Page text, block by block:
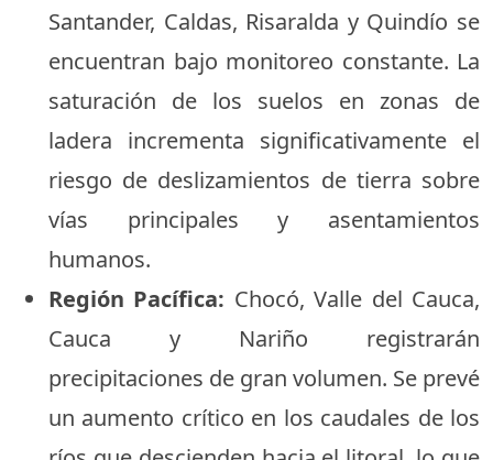
Santander, Caldas, Risaralda y Quindío se
encuentran bajo monitoreo constante. La
saturación de los suelos en zonas de
ladera incrementa significativamente el
riesgo de deslizamientos de tierra sobre
vías principales y asentamientos
humanos.
Región Pacífica: Chocó, Valle del Cauca,
Cauca y Nariño registrarán
precipitaciones de gran volumen. Se prevé
un aumento crítico en los caudales de los